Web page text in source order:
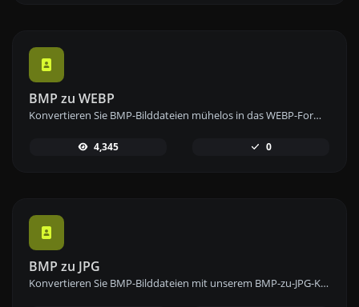
BMP zu WEBP
Konvertieren Sie BMP-Bilddateien mühelos in das WEBP-Format mit unserem BMP-zu-WEBP-Konverter-Tool für effiziente Bildkomprimierung.
4,345 0
BMP zu JPG
Konvertieren Sie BMP-Bilddateien mit unserem BMP-zu-JPG-Konverter-Tool einfach in das JPG-Format für vielseitige Bildnutzung.